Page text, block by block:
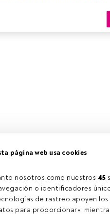
página web usa cookies
nosotros como nuestros 45
o identificadores
de rastreo apoyen
para proporcionar»,